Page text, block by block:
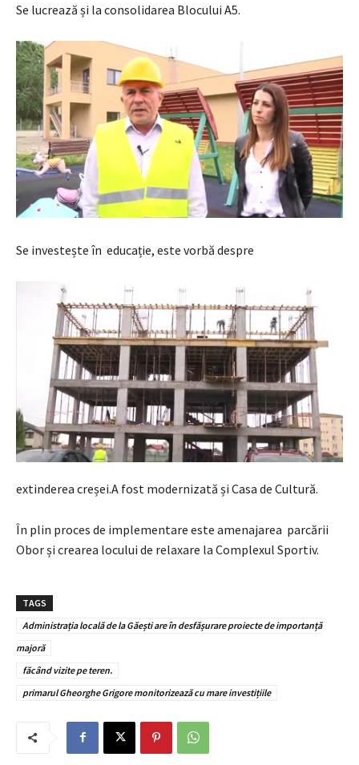
Se lucrează și la consolidarea Blocului A5.
Se investește în educație, este vorbă despre
extinderea creșei.A fost modernizată și Casa de Cultură.
În plin proces de implementare este amenajarea parcării
Obor și crearea locului de relaxare la Complexul Sportiv.
TAGS
Administrația locală de la Găești are în desfășurare proiecte de importanță
majoră
făcând vizite pe teren.
primarul Gheorghe Grigore monitorizează cu mare investițiile